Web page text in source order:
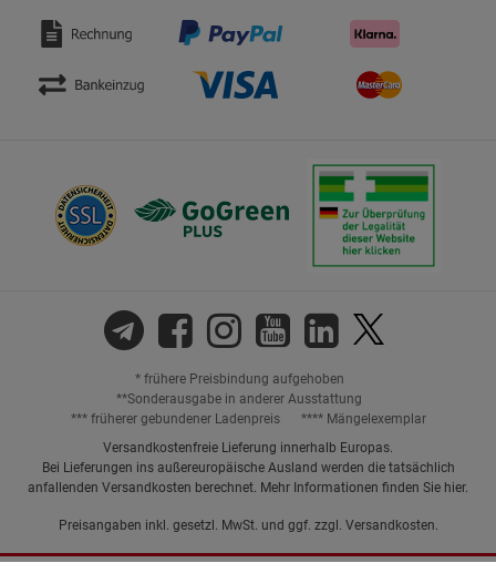
* frühere Preisbindung aufgehoben
**Sonderausgabe in anderer Ausstattung
*** früherer gebundener Ladenpreis
**** Mängelexemplar
Versandkostenfreie Lieferung innerhalb Europas.
Bei Lieferungen ins außereuropäische Ausland werden die tatsächlich
anfallenden Versandkosten berechnet. Mehr Informationen finden Sie hier.
Preisangaben inkl. gesetzl. MwSt. und ggf. zzgl. Versandkosten.